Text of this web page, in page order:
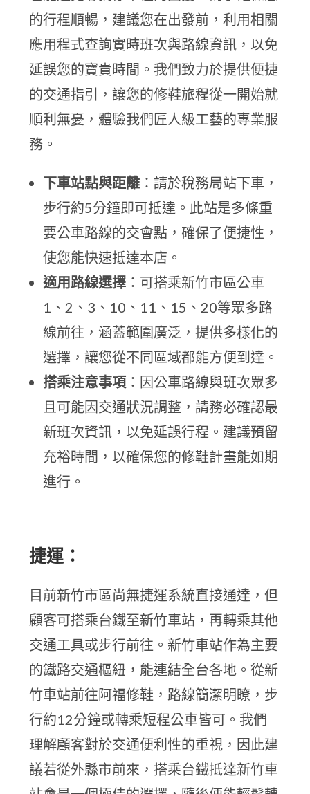
的行程順暢，建議您在出發前，利用相關
應用程式查詢實時班次與路線資訊，以免
延誤您的寶貴時間。我們致力於提供便捷
的交通指引，讓您的修鞋旅程從一開始就
順利無憂，體驗我們匠人級工藝的專業服
務。
下車站點與距離 ：請於稅務局站下車，
步行約5分鐘即可抵達。此站是多條重
要公車路線的交會點，確保了便捷性，
使您能快速抵達本店。
適用路線選擇 ：可搭乘新竹市區公車
1、2、3、10、11、15、20等眾多路
線前往，涵蓋範圍廣泛，提供多樣化的
選擇，讓您從不同區域都能方便到達。
搭乘注意事項 ：因公車路線與班次眾多
且可能因交通狀況調整，請務必確認最
新班次資訊，以免延誤行程。建議預留
充裕時間，以確保您的修鞋計畫能如期
進行。
捷運：
目前新竹市區尚無捷運系統直接通達，但
顧客可搭乘台鐵至新竹車站，再轉乘其他
交通工具或步行前往。新竹車站作為主要
的鐵路交通樞紐，能連結全台各地。從新
竹車站前往阿福修鞋，路線簡潔明瞭，步
行約12分鐘或轉乘短程公車皆可。我們
理解顧客對於交通便利性的重視，因此建
議若從外縣市前來，搭乘台鐵抵達新竹車